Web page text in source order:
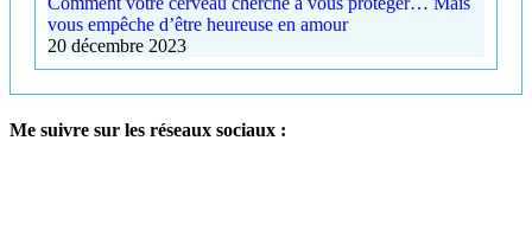
vous empêche d’être heureuse en amour
20 décembre 2023
Me suivre sur les réseaux sociaux :